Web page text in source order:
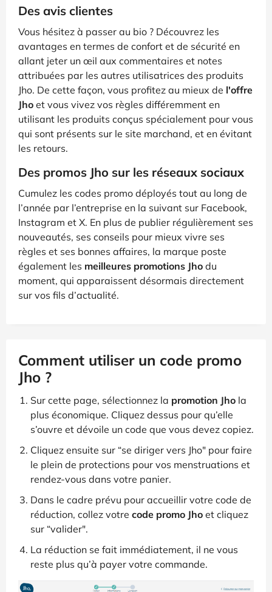
Des avis clientes
Vous hésitez à passer au bio ? Découvrez les
avantages en termes de confort et de sécurité en
allant jeter un œil aux commentaires et notes
attribuées par les autres utilisatrices des produits
Jho. De cette façon, vous profitez au mieux de l'offre
Jho et vous vivez vos règles différemment en
utilisant les produits conçus spécialement pour vous
qui sont présents sur le site marchand, et en évitant
les retours.
Des promos Jho sur les réseaux sociaux
Cumulez les codes promo déployés tout au long de
l’année par l’entreprise en la suivant sur Facebook,
Instagram et X. En plus de publier régulièrement ses
nouveautés, ses conseils pour mieux vivre ses
règles et ses bonnes affaires, la marque poste
également les meilleures promotions Jho du
moment, qui apparaissent désormais directement
sur vos fils d’actualité.
Comment utiliser un code promo
Jho ?
Sur cette page, sélectionnez la promotion Jho la
plus économique. Cliquez dessus pour qu’elle
s’ouvre et dévoile un code que vous devez copiez.
Cliquez ensuite sur “se diriger vers Jho" pour faire
le plein de protections pour vos menstruations et
rendez-vous dans votre panier.
Dans le cadre prévu pour accueillir votre code de
réduction, collez votre code promo Jho et cliquez
sur “valider".
La réduction se fait immédiatement, il ne vous
reste plus qu’à payer votre commande.